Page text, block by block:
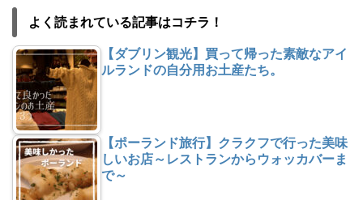
よく読まれている記事はコチラ！
【ダブリン観光】買って帰った素敵なアイ
ルランドの自分用お土産たち。
【ポーランド旅行】クラクフで行った美味
しいお店～レストランからウォッカバーま
で～